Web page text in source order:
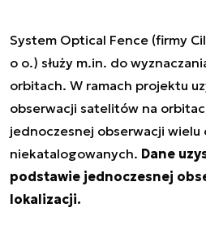
System Optical Fence (firmy
o o.) służy m.in. do
orbitach. W ramach projektu
obserwacji satelitów na
jednoczesnej obserwacji
niekatalogowanych. Dane
podstawie jednoczesnej
lokalizacji.